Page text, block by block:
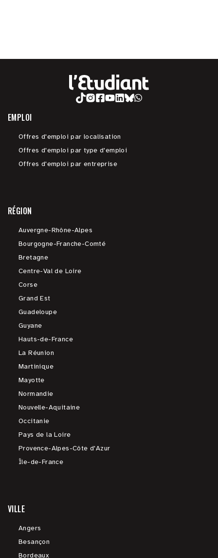
EMPLOI
Offres d'emploi par localisation
Offres d'emploi par type d'emploi
Offres d'emploi par entreprise
RÉGION
Auvergne-Rhône-Alpes
Bourgogne-Franche-Comté
Bretagne
Centre-Val de Loire
Corse
Grand Est
Guadeloupe
Guyane
Hauts-de-France
La Réunion
Martinique
Mayotte
Normandie
Nouvelle-Aquitaine
Occitanie
Pays de la Loire
Provence-Alpes-Côte d'Azur
Île-de-France
VILLE
Angers
Besançon
Bordeaux